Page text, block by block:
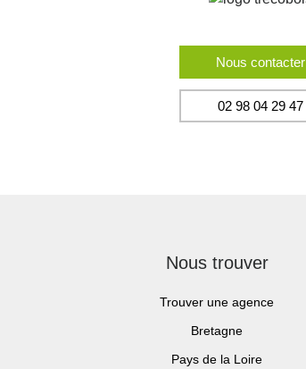
Nous contacter
02 98 04 29 47
Nous trouver
Trouver une agence
Bretagne
Pays de la Loire